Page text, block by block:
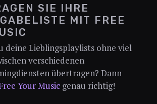
SIE IHRE
MIT FREE
deine Lieblingsplaylists ohne viel
verschiedenen
übertragen? Dann
Your Musicgenau richtig!